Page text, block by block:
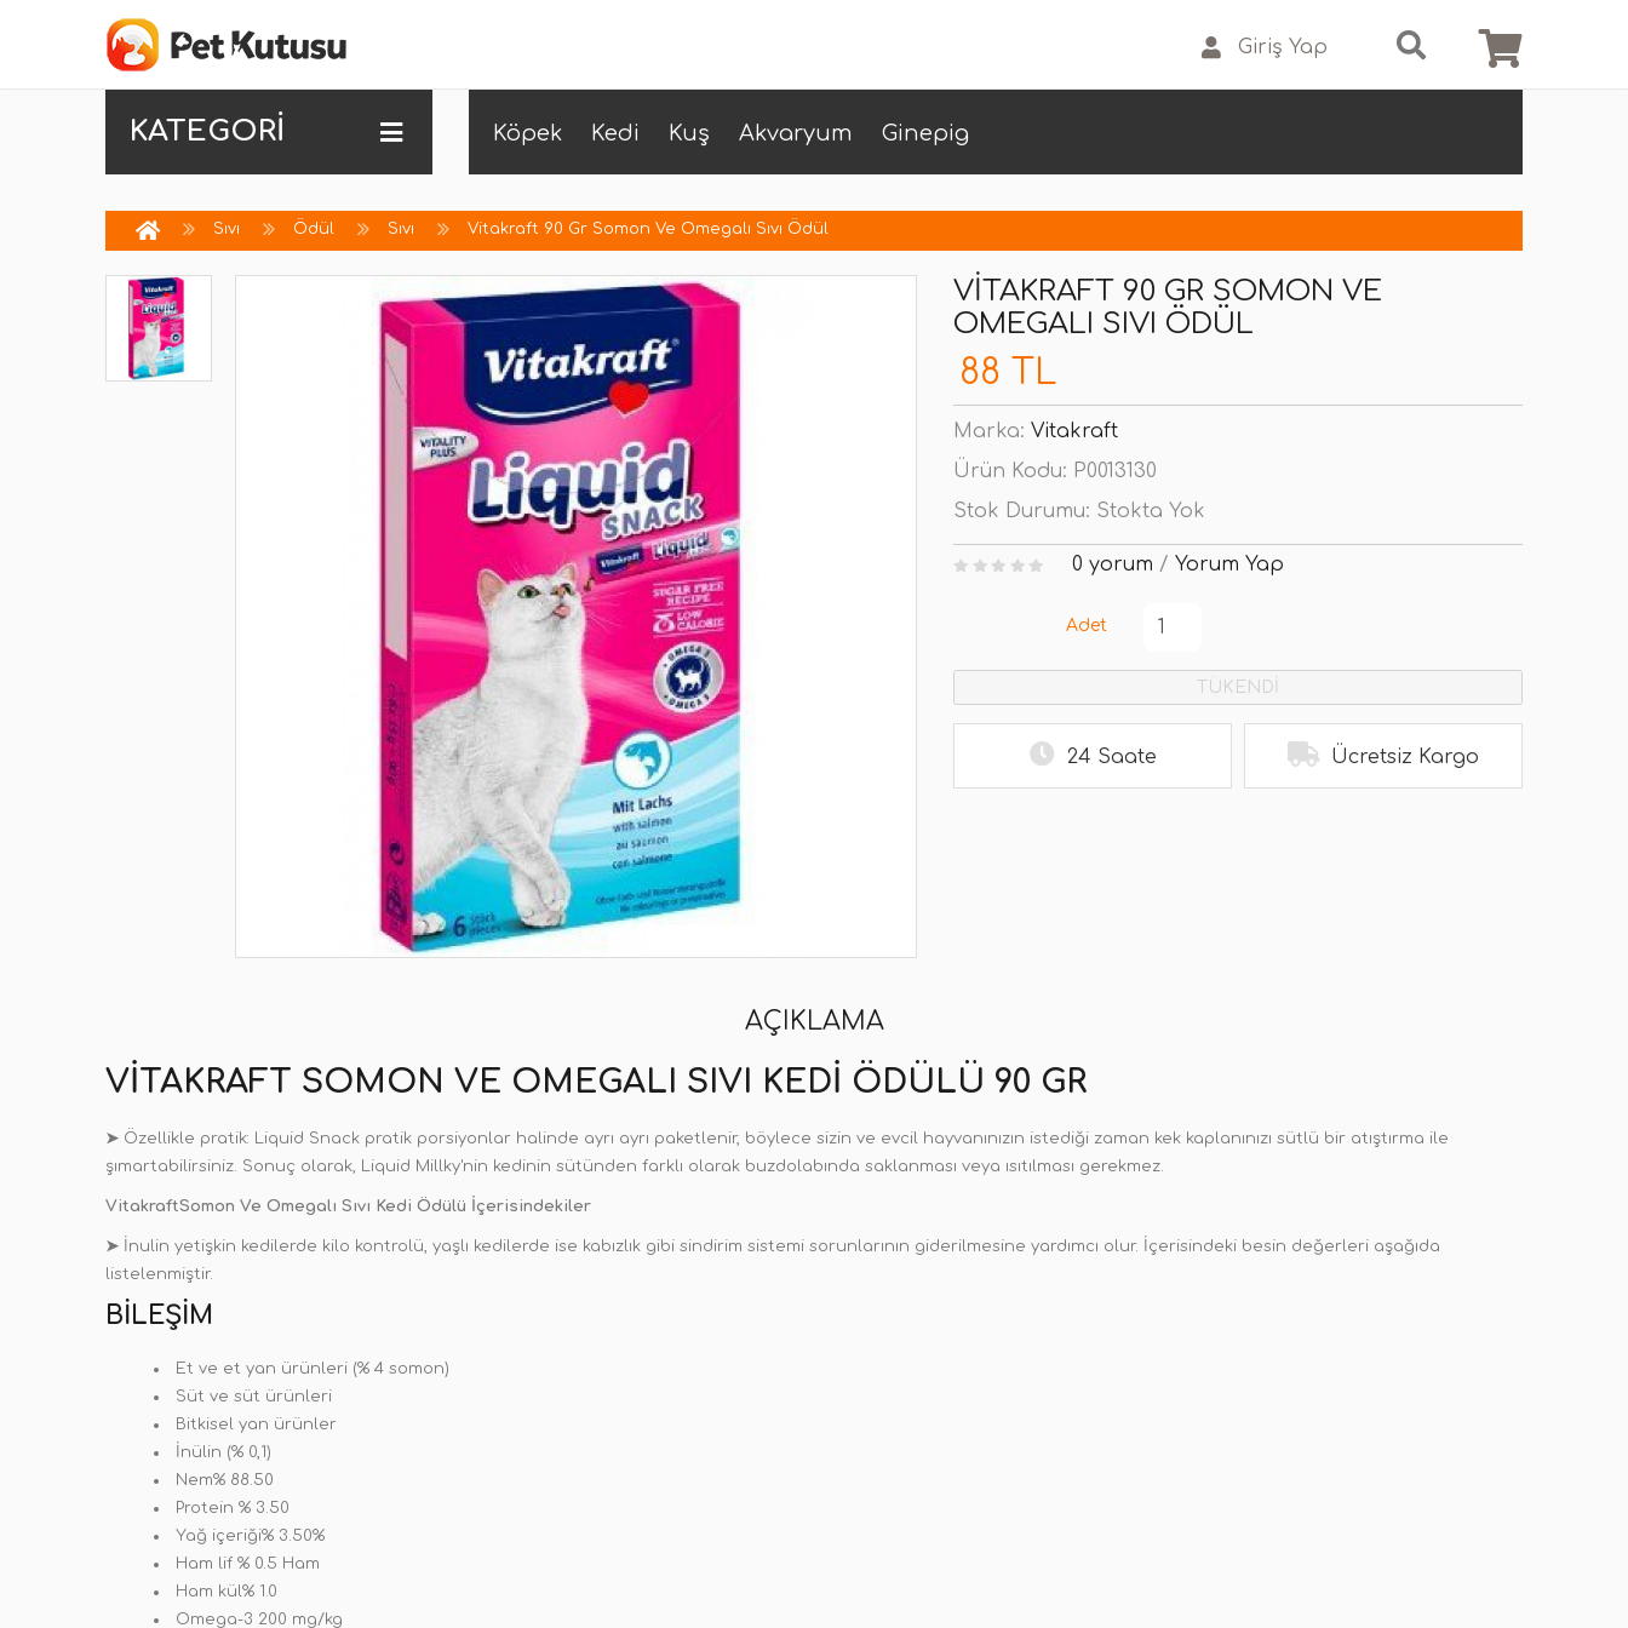
Giriş Yap
KATEGORİ Köpek Kedi Kuş Akvaryum Ginepig
Sıvı Ödül Sıvı Vitakraft 90 Gr Somon Ve Omegalı Sıvı Ödül
VITAKRAFT 90 GR SOMON VE
OMEGALI SIVI ÖDÜL
88 TL
Marka: Vitakraft
Ürün Kodu: P0013130
Stok Durumu: Stokta Yok
0 yorum / Yorum Yap
Adet
TÜKENDİ
24 Saate Ücretsiz Kargo
AÇIKLAMA
VITAKRAFT SOMON VE OMEGALI SIVI KEDI ÖDÜLÜ 90 GR
➤ Özellikle pratik: Liquid Snack pratik porsiyonlar halinde ayrı ayrı paketlenir, böylece sizin ve evcil hayvanınızın istediği zaman kek kaplanınızı sütlü bir atıştırma ile
şımartabilirsiniz. Sonuç olarak, Liquid Millky'nin kedinin sütünden farklı olarak buzdolabında saklanması veya ısıtılması gerekmez.
VitakraftSomon Ve Omegalı Sıvı Kedi Ödülü İçerisindekiler
➤ İnulin yetişkin kedilerde kilo kontrolü, yaşlı kedilerde ise kabızlık gibi sindirim sistemi sorunlarının giderilmesine yardımcı olur. İçerisindeki besin değerleri aşağıda
listelenmiştir.
BILEŞIM
Et ve et yan ürünleri (% 4 somon)
Süt ve süt ürünleri
Bitkisel yan ürünler
İnülin (% 0,1)
Nem% 88.50
Protein % 3.50
Yağ içeriği% 3.50%
Ham lif % 0.5 Ham
Ham kül% 1.0
Omega-3 200 mg/kg